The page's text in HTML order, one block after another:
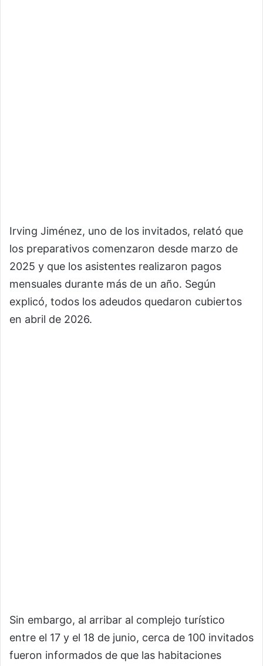
Irving Jiménez, uno de los invitados, relató que
los preparativos comenzaron desde marzo de
2025 y que los asistentes realizaron pagos
mensuales durante más de un año. Según
explicó, todos los adeudos quedaron cubiertos
en abril de 2026.
Sin embargo, al arribar al complejo turístico
entre el 17 y el 18 de junio, cerca de 100 invitados
fueron informados de que las habitaciones